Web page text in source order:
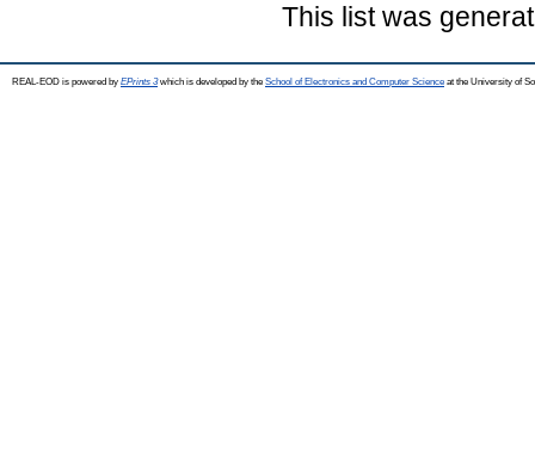
This list was
REAL-EOD is powered by EPrints 3which is developed by the School of Electronics and Computer Science at the University of